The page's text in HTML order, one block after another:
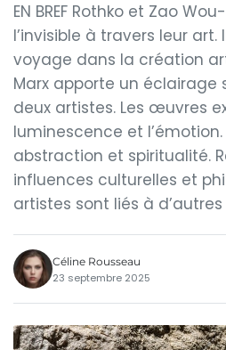
EN BREF Rothko et Zao
l’invisible à travers leur
voyage dans la création
Marx apporte un éclairage
deux artistes. Les œuvres
luminescence et
abstraction et spiritualité.
influences culturelles et
artistes sont liés à
Céline Rousseau
23 septembre 2025